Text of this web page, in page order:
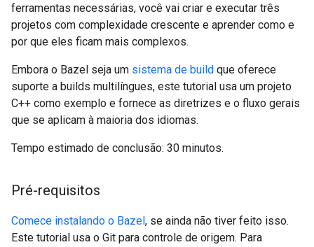
ferramentas necessárias, você vai criar e executar três
projetos com complexidade crescente e aprender como e
por que eles ficam mais complexos.
Embora o Bazel seja um sistema de build que oferece
suporte a builds multilíngues, este tutorial usa um projeto
C++ como exemplo e fornece as diretrizes e o fluxo gerais
que se aplicam à maioria dos idiomas.
Tempo estimado de conclusão: 30 minutos.
Pré-requisitos
Comece instalando o Bazel, se ainda não tiver feito isso.
Este tutorial usa o Git para controle de origem. Para